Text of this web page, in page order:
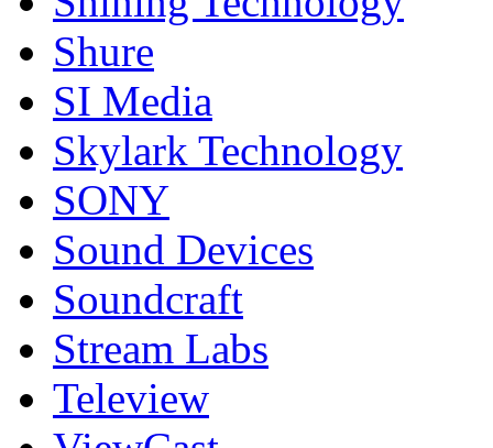
Shure
SI Media
Skylark Technology
SONY
Sound Devices
Soundcraft
Stream Labs
Teleview